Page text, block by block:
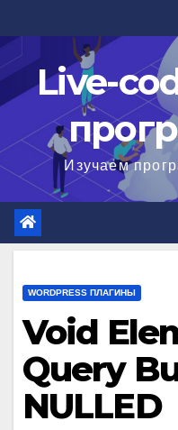
к
содержимому
Live-
Изучаем
WORDPRESS ПЛАГИНЫ
Void
Query
NULLED